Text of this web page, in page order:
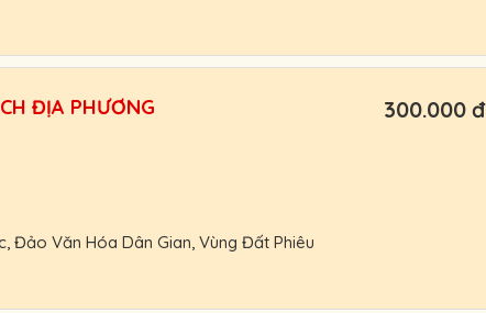
xe.ĐỊA PHƯƠNG
Đảo Văn Hóa Dân Gian, Vùng Đất Phiêu
300.000 đ